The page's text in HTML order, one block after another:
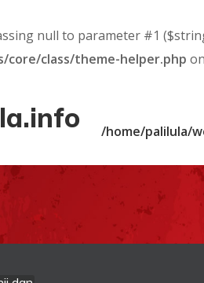
null to parameter #1
class/theme-helper.php
/home/palilula/